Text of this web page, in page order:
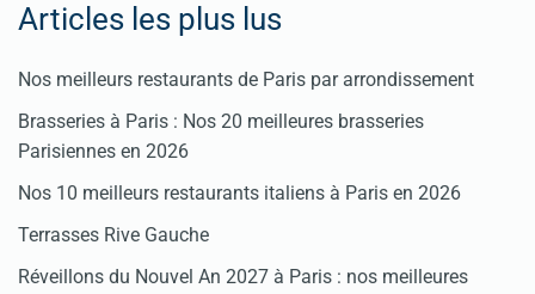
Articles les plus lus
Nos meilleurs restaurants de Paris par arrondissement
Brasseries à Paris : Nos 20 meilleures brasseries
Parisiennes en 2026
Nos 10 meilleurs restaurants italiens à Paris en 2026
Terrasses Rive Gauche
Réveillons du Nouvel An 2027 à Paris : nos meilleures